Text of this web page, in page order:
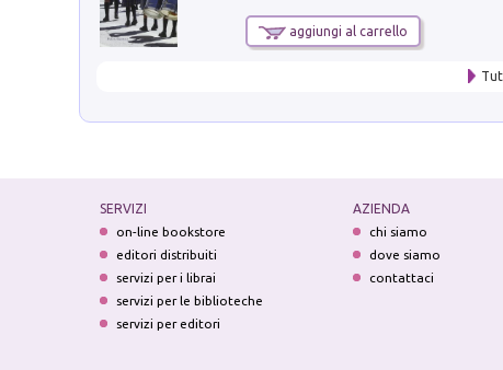
aggiungi al carrello
SERVIZI
on-line bookstore
editori distribuiti
servizi per i librai
servizi per le biblioteche
servizi per editori
AZIENDA
chi siamo
dove siamo
contattaci